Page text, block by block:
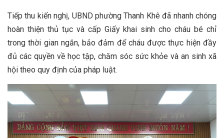
Tiếp thu kiến nghị, UBND phường Thanh Khê đã nhanh chóng
hoàn thiện thủ tục và cấp Giấy khai sinh cho cháu bé chỉ
trong thời gian ngắn, bảo đảm để cháu được thực hiện đầy
đủ các quyền về học tập, chăm sóc sức khỏe và an sinh xã
hội theo quy định của pháp luật.